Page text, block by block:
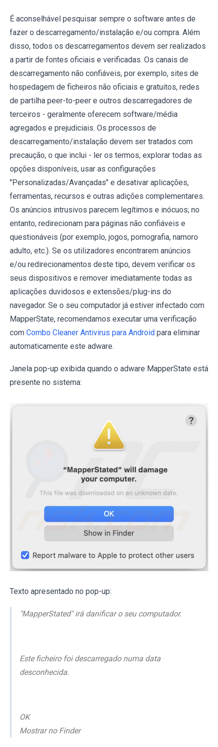
É aconselhável pesquisar sempre o software antes de
fazer o descarregamento/instalação e/ou compra. Além
disso, todos os descarregamentos devem ser realizados
a partir de fontes oficiais e verificadas. Os canais de
descarregamento não confiáveis, por exemplo, sites de
hospedagem de ficheiros não oficiais e gratuitos, redes
de partilha peer-to-peer e outros descarregadores de
terceiros - geralmente oferecem software/média
agregados e prejudiciais. Os processos de
descarregamento/instalação devem ser tratados com
precaução, o que inclui - ler os termos, explorar todas as
opções disponíveis, usar as configurações
"Personalizadas/Avançadas" e desativar aplicações,
ferramentas, recursos e outras adições complementares.
Os anúncios intrusivos parecem legítimos e inócuos; no
entanto, redirecionam para páginas não confiáveis ​​e
questionáveis ​​(por exemplo, jogos, pornografia, namoro
adulto, etc.). Se os utilizadores encontrarem anúncios
e/ou redirecionamentos deste tipo, devem verificar os
seus dispositivos e remover imediatamente todas as
aplicações duvidosos e extensões/plug-ins do
navegador. Se o seu computador já estiver infectado com
MapperState, recomendamos executar uma verificação
com Combo Cleaner Antivirus para Android para eliminar
automaticamente este adware.
Janela pop-up exibida quando o adware MapperState está
presente no sistema:
Texto apresentado no pop-up:
"MapperStated" irá danificar o seu computador.
Este ficheiro foi descarregado numa data
desconhecida.
OK
Mostrar no Finder